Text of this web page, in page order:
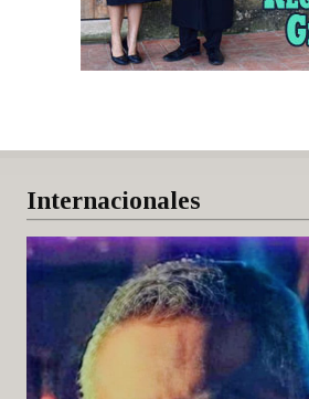
Internacionales